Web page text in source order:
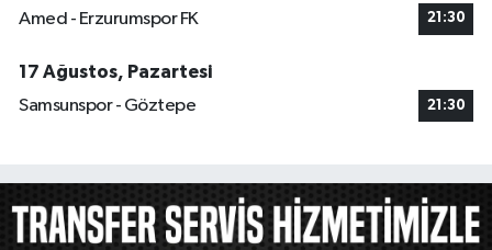
Amed - Erzurumspor FK 21:30
17 Ağustos, Pazartesi
Samsunspor - Göztepe
21:30